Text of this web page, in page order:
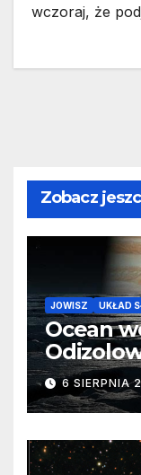
wczoraj, że
Zobacz
JOWISZ UKŁAD
Ocean
barierę
6 SIERPNIA